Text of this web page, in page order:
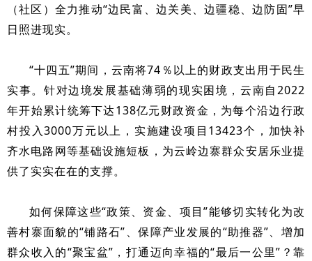
（社区）全力推动“边民富、边关美、边疆稳、边防固”早
日照进现实。
“十四五”期间，云南将74％以上的财政支出用于民生
实事。针对边境发展基础薄弱的现实困境，云南自2022
年开始累计统筹下达138亿元财政资金，为每个沿边行政
村投入3000万元以上，实施建设项目13423个，加快补
齐水电路网等基础设施短板，为云岭边寨群众安居乐业提
供了实实在在的支撑。
如何保障这些“政策、资金、项目”能够切实转化为改
善村寨面貌的“铺路石”、保障产业发展的“助推器”、增加
群众收入的“聚宝盆”，打通迈向幸福的“最后一公里”？靠